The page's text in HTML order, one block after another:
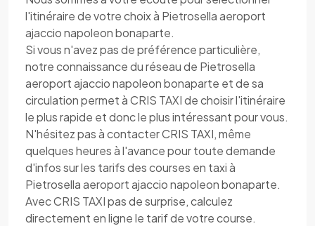
l'itinéraire de votre choix à Pietrosella aeroport
ajaccio napoleon bonaparte.
Si vous n'avez pas de préférence particulière,
notre connaissance du réseau de Pietrosella
aeroport ajaccio napoleon bonaparte et de sa
circulation permet à CRIS TAXI de choisir l'itinéraire
le plus rapide et donc le plus intéressant pour vous.
N'hésitez pas à contacter CRIS TAXI, même
quelques heures à l'avance pour toute demande
d'infos sur les tarifs des courses en taxi à
Pietrosella aeroport ajaccio napoleon bonaparte.
Avec CRIS TAXI pas de surprise, calculez
directement en ligne le tarif de votre course.